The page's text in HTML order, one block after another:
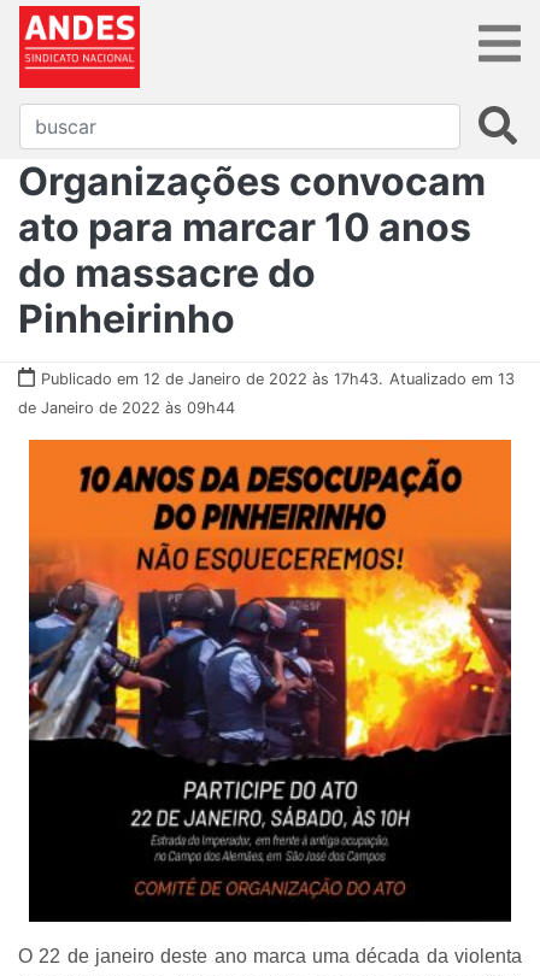
Organizações convocam
ato para marcar 10 anos
do massacre do
Pinheirinho
Publicado em 12 de Janeiro de 2022 às 17h43. Atualizado em 13
de Janeiro de 2022 às 09h44
O 22 de janeiro deste ano marca uma década da violenta